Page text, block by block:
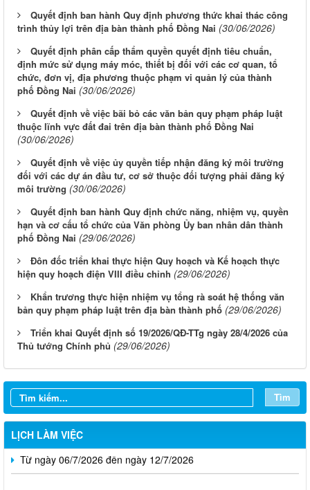
Quyết định ban hành Quy định phương thức khai thác công
trình thủy lợi trên địa bàn thành phố Đồng Nai (30/06/2026)
Quyết định phân cấp thẩm quyền quyết định tiêu chuẩn,
định mức sử dụng máy móc, thiết bị đối với các cơ quan, tổ
chức, đơn vị, địa phương thuộc phạm vi quản lý của thành
phố Đồng Nai (30/06/2026)
Quyết định về việc bãi bỏ các văn bản quy phạm pháp luật
thuộc lĩnh vực đất đai trên địa bàn thành phố Đồng Nai
(30/06/2026)
Quyết định về việc ủy quyền tiếp nhận đăng ký môi trường
đối với các dự án đầu tư, cơ sở thuộc đối tượng phải đăng ký
môi trường (30/06/2026)
Quyết định ban hành Quy định chức năng, nhiệm vụ, quyền
hạn và cơ cấu tổ chức của Văn phòng Ủy ban nhân dân thành
phố Đồng Nai (29/06/2026)
Đôn đốc triển khai thực hiện Quy hoạch và Kế hoạch thực
hiện quy hoạch điện VIII điều chỉnh (29/06/2026)
Khẩn trương thực hiện nhiệm vụ tổng rà soát hệ thống văn
bản quy phạm pháp luật trên địa bàn thành phố (29/06/2026)
Triển khai Quyết định số 19/2026/QĐ-TTg ngày 28/4/2026 của
Thủ tướng Chính phủ (29/06/2026)
Tìm
LỊCH LÀM VIỆC
Từ ngày 03/8/2026 đến ngày 09/8/2026
Từ ngày 27/7/2026 đến ngày 02/8/2026
Từ ngày 20/7/2026 đến ngày 26/7/2026
Từ ngày 13/7/2026 đến ngày 18/7/2026
Từ ngày 06/7/2026 đến ngày 12/7/2026